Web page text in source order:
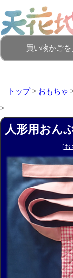
買い物かごを
トップ> おもちゃ
>
人形用おん
[お